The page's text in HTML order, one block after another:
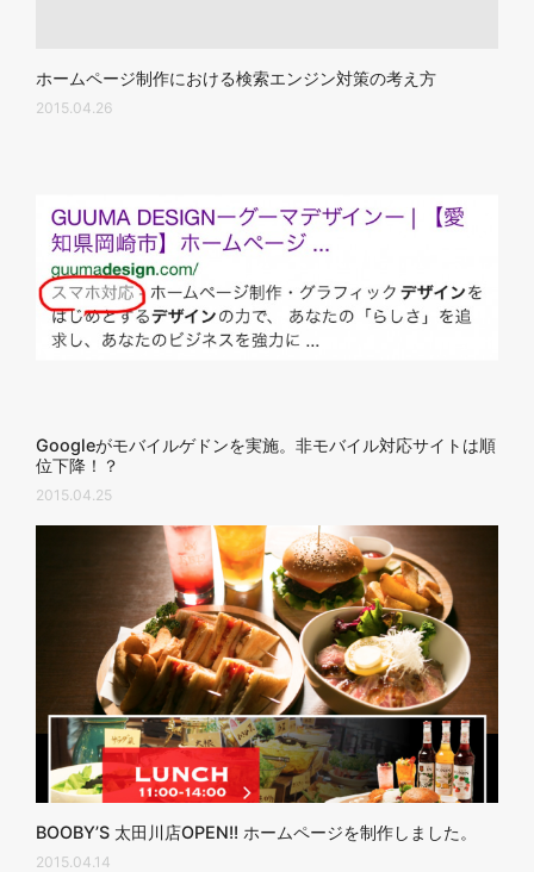
ホームページ制作における検索エンジン対策の考え方
2015.04.26
Googleがモバイルゲドンを実施。非モバイル対応サイトは順
位下降！？
2015.04.25
BOOBY’S 太田川店OPEN!! ホームページを制作しました。
2015.04.14